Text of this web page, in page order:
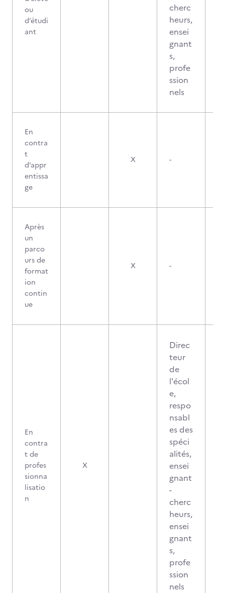
ou
d’étudi
ant
cherc
heurs,
ensei
gnant
s,
profe
ssion
nels
En
contra
t
d’appr
entissa
ge
X -
Après
un
parco
urs de
format
ion
contin
ue
X -
En
contra
t de
profes
sionna
lisatio
n
X
Direc
teur
de
l'écol
e,
respo
nsabl
es des
spéci
alités,
ensei
gnant
-
cherc
heurs,
ensei
gnant
s,
profe
ssion
nels